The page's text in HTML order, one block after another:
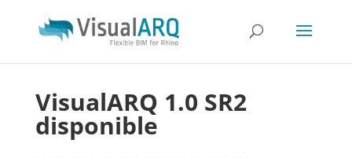
VisualARQ 1.0 SR2
disponible